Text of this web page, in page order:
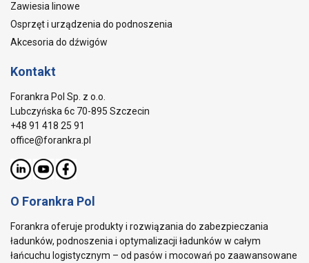
Zawiesia linowe
Osprzęt i urządzenia do podnoszenia
Akcesoria do dźwigów
Kontakt
Forankra Pol Sp. z o.o.
Lubczyńska 6c 70-895 Szczecin
+48 91 418 25 91
office@forankra.pl
O Forankra Pol
Forankra oferuje produkty i rozwiązania do zabezpieczania
ładunków, podnoszenia i optymalizacji ładunków w całym
łańcuchu logistycznym – od pasów i mocowań po zaawansowane